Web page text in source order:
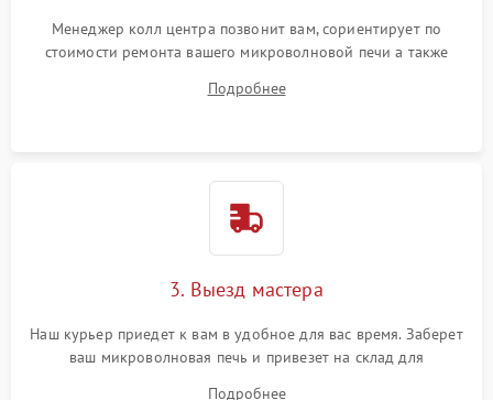
Менеджер колл центра позвонит вам, сориентирует по
стоимости ремонта вашего микроволновой печи а также
Подробнее
3. Выезд мастера
Наш курьер приедет к вам в удобное для вас время. Заберет
ваш микроволновая печь и привезет на склад для
Подробнее